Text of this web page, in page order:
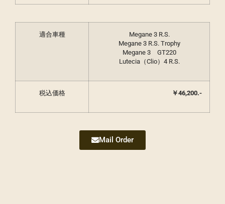
適合車種
Megane 3 R.S.
Megane 3 R.S. Trophy
Megane 3 GT220
Lutecia（Clio）4 R.S.
税込価格 ￥46,200.-
Mail Order